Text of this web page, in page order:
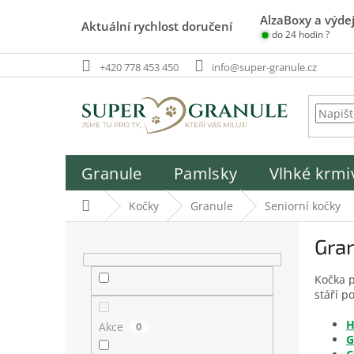
Aktuální rychlost doručení AlzaBoxy a
do 24 hodin ?
+420 778 453 450 info@super-granule.cz
Granule Pamlsky Vlhké
Domů Kočky Granule Seniorní kočky
Akce 0
Kočka
stáří